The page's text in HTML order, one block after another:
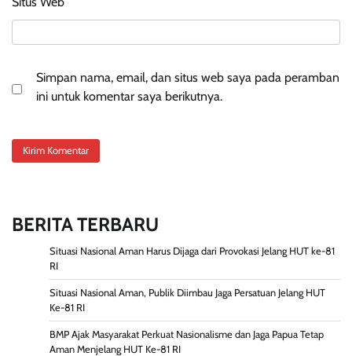
Simpan nama, email, dan situs web saya pada peramban
ini untuk komentar saya berikutnya.
BERITA TERBARU
Situasi Nasional Aman Harus Dijaga dari Provokasi Jelang HUT ke-81
RI
Situasi Nasional Aman, Publik Diimbau Jaga Persatuan Jelang HUT
Ke-81 RI
BMP Ajak Masyarakat Perkuat Nasionalisme dan Jaga Papua Tetap
Aman Menjelang HUT Ke-81 RI